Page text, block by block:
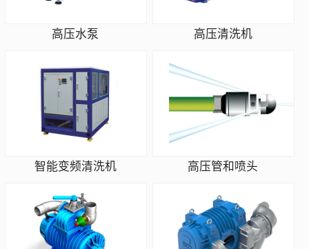
高压水泵 高压清洗机
智能变频清洗机 高压管和喷头